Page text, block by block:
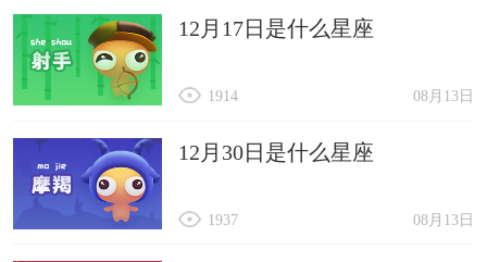
12月17日是什么星座
08月13日
1914
12月30日是什么星座
08月13日
1937